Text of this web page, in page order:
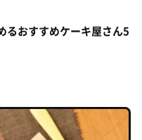
るおすすめケーキ屋さん5